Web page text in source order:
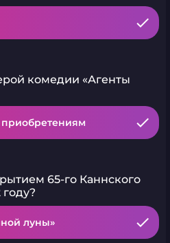
комедии «Агенты
65-го Каннского
луны»